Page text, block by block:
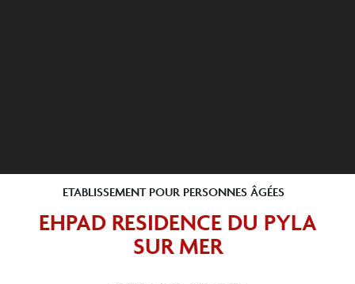
ETABLISSEMENT POUR PERSONNES ÂGÉES
EHPAD RESIDENCE DU PYLA
SUR MER